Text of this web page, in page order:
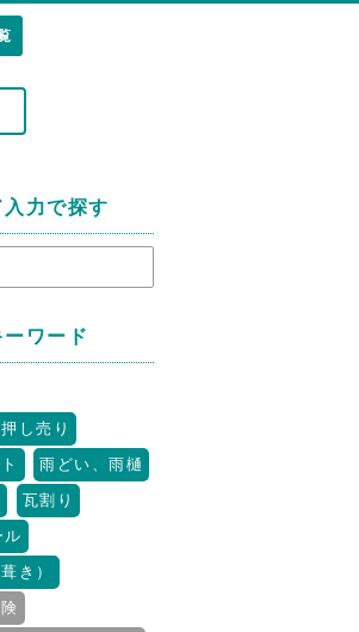
力で探す
ーワード
し売り
雨どい、雨樋
瓦割り
ル
き）